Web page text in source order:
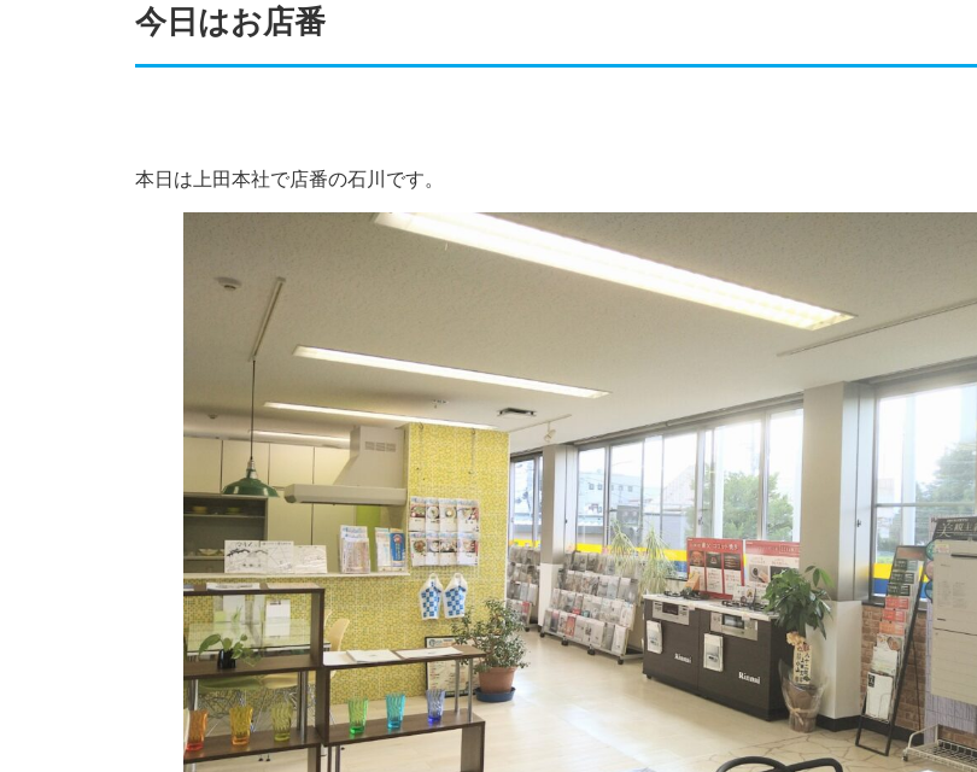
今日はお店番
本日は上田本社で店番の石川です。